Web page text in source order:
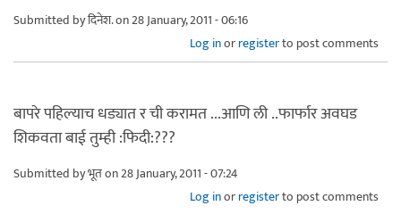
Submitted byदिनेश.on 28 January, 2011 - 06:16
Log inorregisterto post comments
बापरे पहिल्याच धड्यात र ची करामत ...आणि ली ..फार्फार अवघड
शिकवता बाई तुम्ही :फिदी:???
Submitted byभूतon 28 January, 2011 - 07:24
Log inorregisterto post comments